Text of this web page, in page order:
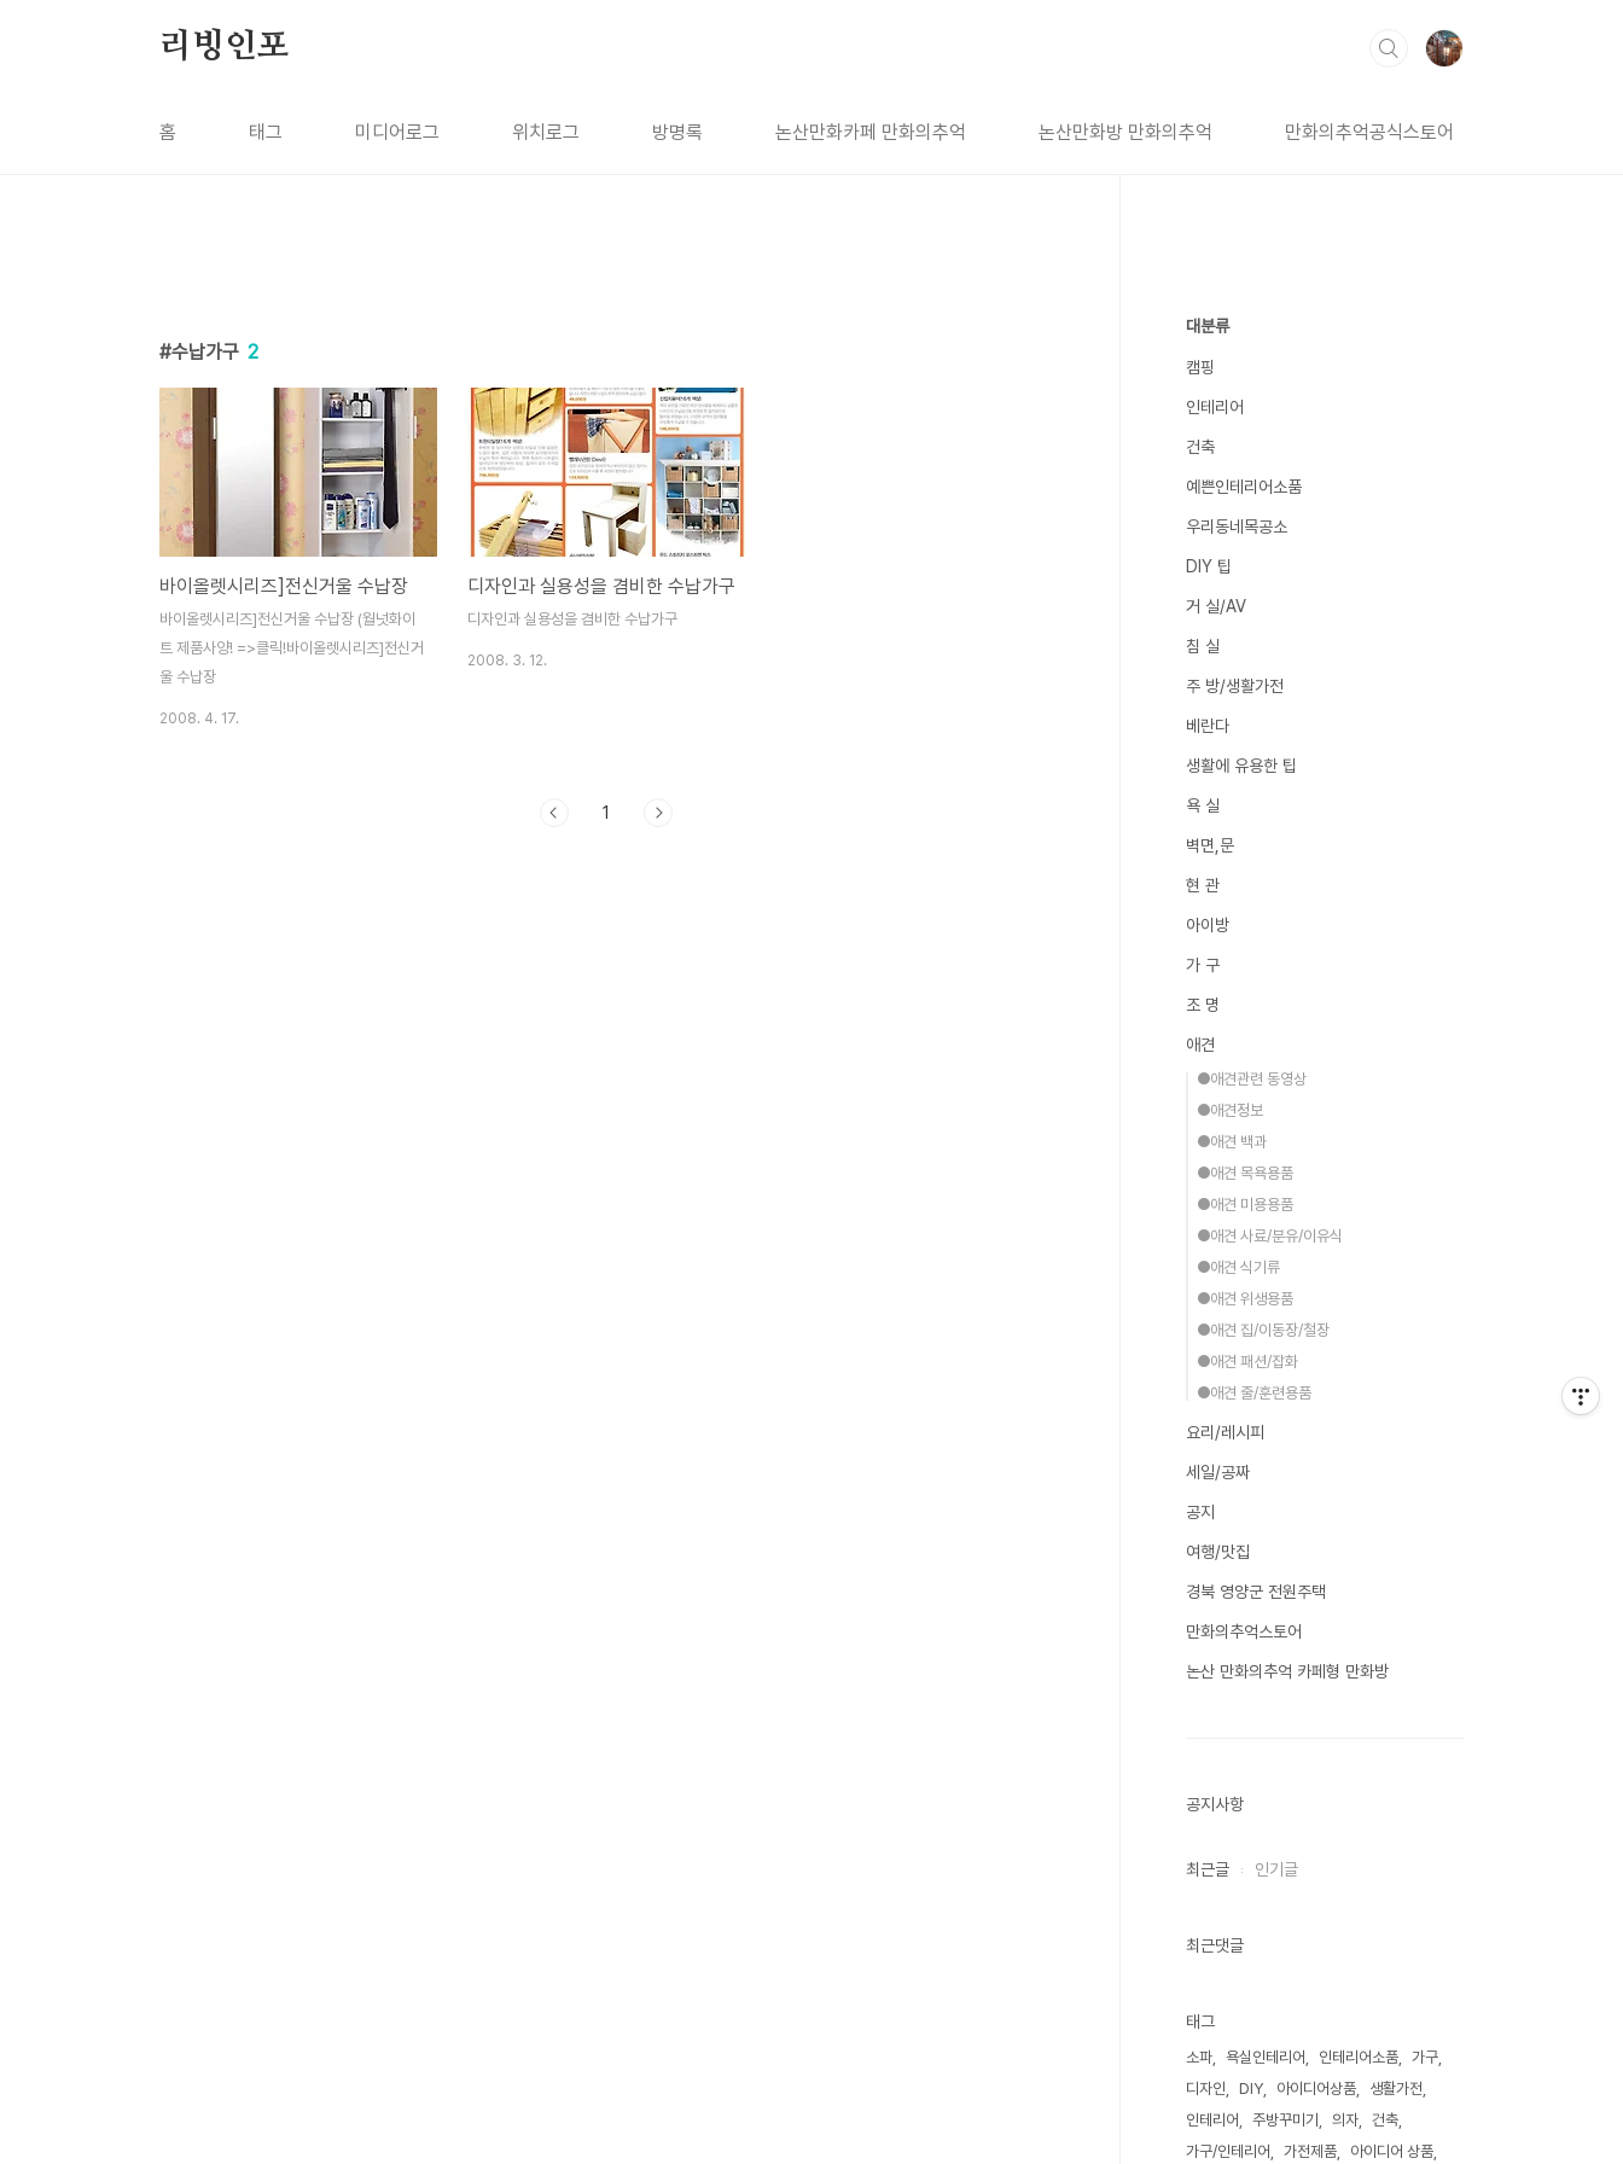
리빙인포
홈 태그 미디어로그 위치로그 방명록 논산만화카페 만화의추억 논산만화방 만화의추억 만화의추억공식스토어
수납가구 2
바이올렛시리즈]전신거울 수납장
바이올렛시리즈]전신거울 수납장 (월넛화이
트 제품사양! =>클릭!바이올렛시리즈]전신거
울 수납장
2008. 4. 17.
디자인과 실용성을 겸비한 수납가구
디자인과 실용성을 겸비한 수납가구
2008. 3. 12.
1
대분류
캠핑
인테리어
건축
예쁜인테리어소품
우리동네목공소
DIY 팁
거 실/AV
침 실
주 방/생활가전
베란다
생활에 유용한 팁
욕 실
벽면,문
현 관
아이방
가 구
조 명
애견
●애견관련 동영상
●애견정보
●애견 백과
●애견 목욕용품
●애견 미용용품
●애견 사료/분유/이유식
●애견 식기류
●애견 위생용품
●애견 집/이동장/철장
●애견 패션/잡화
●애견 줄/훈련용품
요리/레시피
세일/공짜
공지
여행/맛집
경북 영양군 전원주택
만화의추억스토어
논산 만화의추억 카페형 만화방
공지사항
최근글 인기글
최근댓글
태그
소파 욕실인테리어 인테리어소품
가구
디자인
DIY 아이디어상품
생활가전
인테리어
주방꾸미기 의자
건축
가구/인테리어
가전제품
아이디어 상품